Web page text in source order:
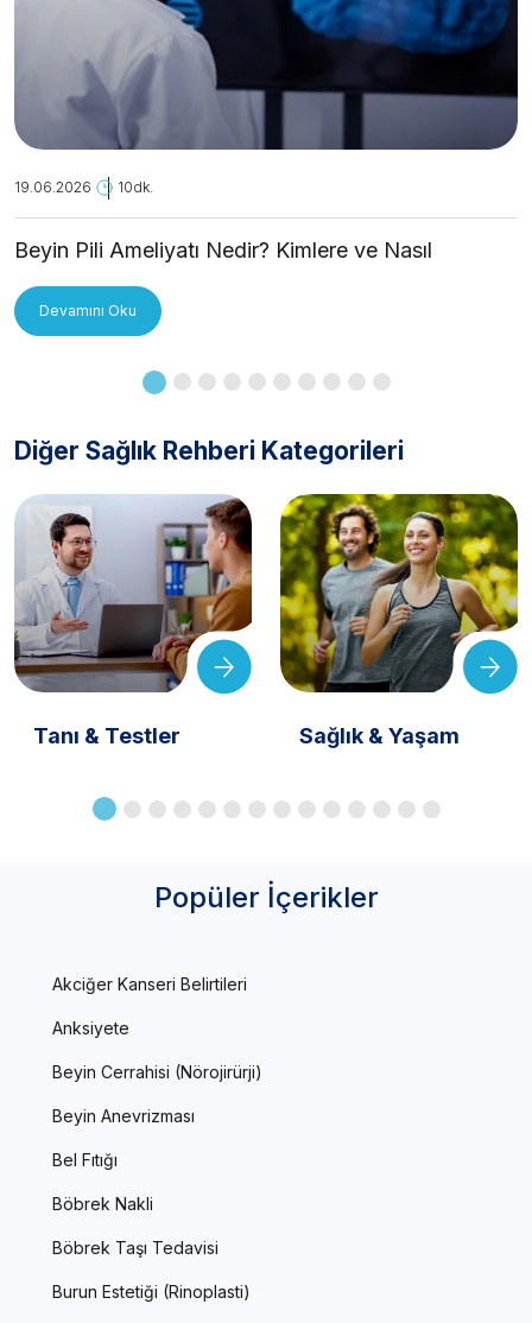
19.06.2026 10dk.
Beyin Pili Ameliyatı Nedir? Kimlere ve Nasıl
Devamını Oku
Diğer Sağlık Rehberi Kategorileri
Tanı & Testler Sağlık & Yaşam
Popüler İçerikler
Akciğer Kanseri Belirtileri
Anksiyete
Beyin Cerrahisi (Nörojirürji)
Beyin Anevrizması
Bel Fıtığı
Böbrek Nakli
Böbrek Taşı Tedavisi
Burun Estetiği (Rinoplasti)